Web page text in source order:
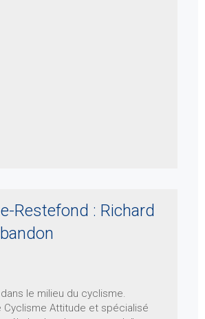
Restefond : Richard
le milieu du cyclisme.
Attitude et spécialisé